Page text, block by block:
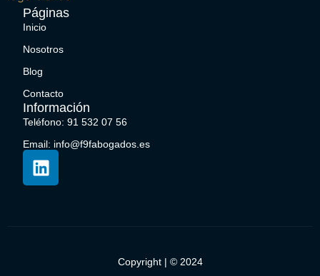
Páginas
Inicio
Nosotros
Blog
Contacto
Información
Teléfono: 91 532 07 56
Email: info@f9fabogados.es
Copyright | © 2024